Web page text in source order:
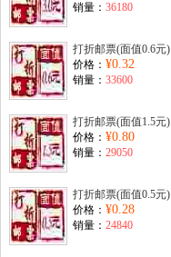
销量： 36180
打折邮票(面值0.6元)
价格： ¥0.32
销量： 33600
打折邮票(面值1.5元)
价格： ¥0.80
销量： 29050
打折邮票(面值0.5元)
价格： ¥0.28
销量： 24840